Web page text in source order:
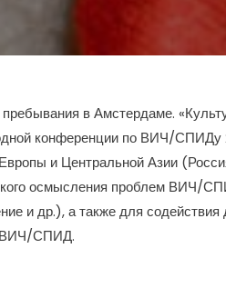
в Амстердаме.
конференции по ВИЧ/
и Центральной Азии
осмысления проблем ВИЧ/
и др.), а также для
ВИЧ/СПИД.